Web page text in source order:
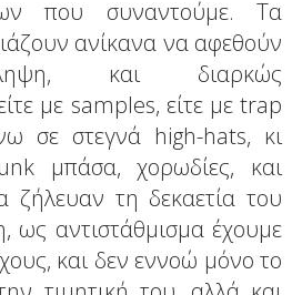
που συναντούμε. Τα
ανίκανα να αφεθούν
και διαρκώς
με samples, είτε με trap
σε στεγνά high-hats, κι
μπάσα, χορωδίες, και
τη δεκαετία του
ως αντιστάθμισμα έχουμε
και δεν εννοώ μόνο το